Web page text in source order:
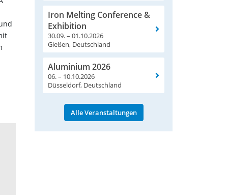
Iron Melting Conference &
Exhibition
30.09. – 01.10.2026
Gießen, Deutschland
Aluminium 2026
06. – 10.10.2026
Düsseldorf, Deutschland
Alle Veranstaltungen